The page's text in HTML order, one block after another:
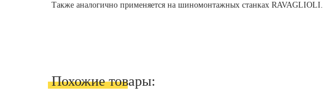
Также аналогично применяется на шиномонтажных станках RAVAGLIOLI.
Похожие товары: